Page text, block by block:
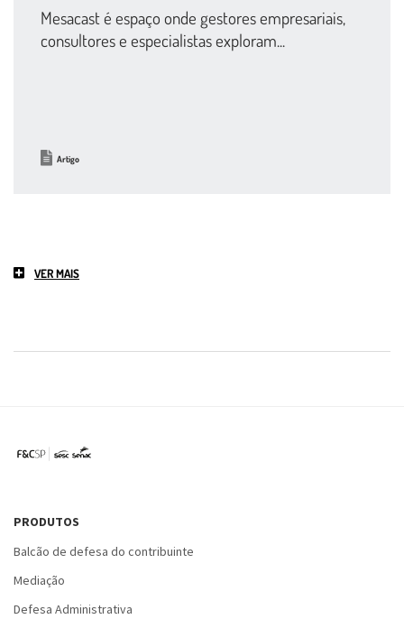
Mesacast é espaço onde gestores empresariais,
consultores e especialistas exploram...
Artigo
VER MAIS
PRODUTOS
Balcão de defesa do contribuinte
Mediação
Defesa Administrativa